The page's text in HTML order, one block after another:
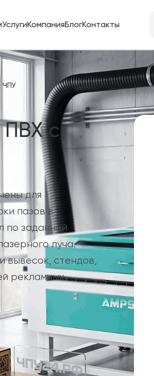
УслугиКомпанияБлогКонтакты
ЧПУ
с
для
пазов в
по заданной
луча.
вывесок, стендов,
рекламных